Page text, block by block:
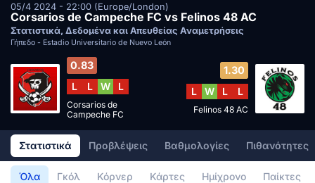
05/4 2024 - 22:00 (Europe/London)
Corsarios de Campeche FC vs Felinos 48 AC
Στατιστικά, Δεδομένα και Απευθείας Αναμετρήσεις
Γήπεδο - Estadio Universitario de Nuevo León
0.83
L
L W L
Corsarios de
Campeche FC
1.30
L
W L L
Felinos 48 AC
Στατιστικά Προβλέψεις Βαθμολογίες Πιθανότητες
Όλα Γκόλ Κόρνερ Κάρτες Ημίχρονο Παίκτες